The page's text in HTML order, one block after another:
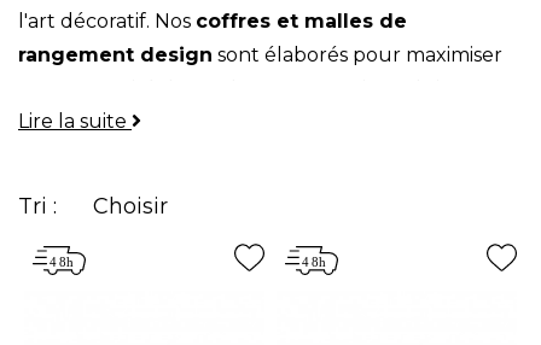
l'art décoratif. Nos coffres et malles de
rangement design sont élaborés pour maximiser
une élégance unique.
Lire la suite
Tri : Choisir